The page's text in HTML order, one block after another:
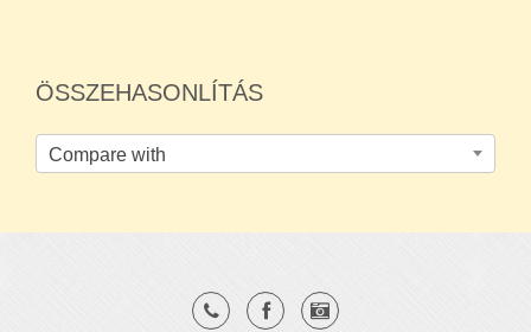
ÖSSZEHASONLÍTÁS
Compare with